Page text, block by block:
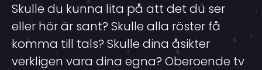
Skulle du kunna lita på att det du ser
eller hör är sant? Skulle alla röster få
komma till tals? Skulle dina åsikter
verkligen vara dina egna? Oberoende tv